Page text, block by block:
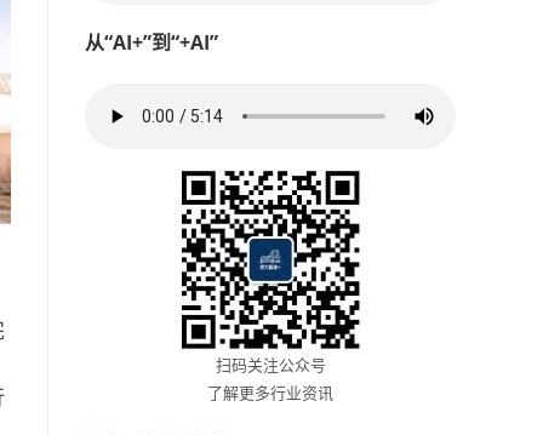
从“AI+”到“+AI”
扫码关注公众号
了解更多行业资讯